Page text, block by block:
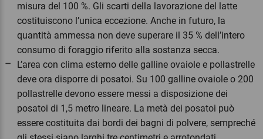
misura del 100 %. Gli scarti della lavorazione del latte
costituiscono l’unica eccezione. Anche in futuro, la
quantità ammessa non deve superare il 35 % dell’intero
consumo di foraggio riferito alla sostanza secca.
L’area con clima esterno delle galline ovaiole e pollastrelle
deve ora disporre di posatoi. Su 100 galline ovaiole o 200
pollastrelle devono essere messi a disposizione dei
posatoi di 1,5 metro lineare. La metà dei posatoi può
essere costituita dai bordi dei bagni di polvere, sempreché